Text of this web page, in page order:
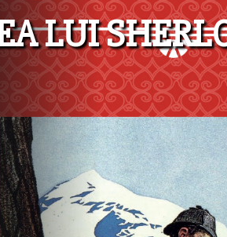
LUI